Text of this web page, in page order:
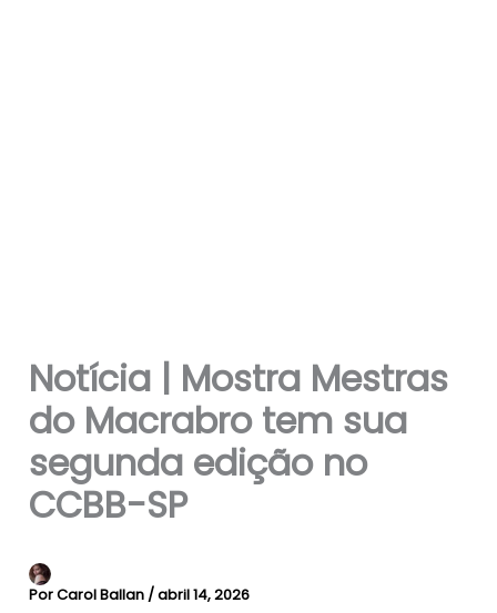
Notícia | Mostra Mestras
do Macrabro tem sua
segunda edição no
CCBB-SP
PorCarol Ballan /abril 14, 2026